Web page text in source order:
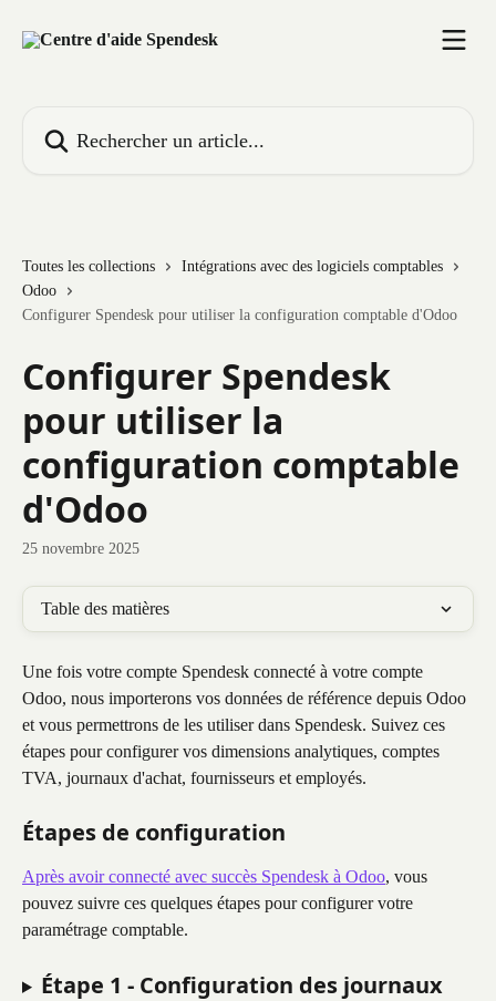
Toutes les collections
Intégrations avec des logiciels comptables
Odoo
Configurer Spendesk pour utiliser la configuration comptable d'Odoo
Configurer Spendesk
pour utiliser la
configuration comptable
d'Odoo
25 novembre 2025
Table des matières
Une fois votre compte Spendesk connecté à votre compte
Odoo, nous importerons vos données de référence depuis Odoo
et vous permettrons de les utiliser dans Spendesk. Suivez ces
étapes pour configurer vos dimensions analytiques, comptes
TVA, journaux d'achat, fournisseurs et employés.
Étapes de configuration
Après avoir connecté avec succès Spendesk à Odoo, vous
pouvez suivre ces quelques étapes pour configurer votre
paramétrage comptable.
Étape 1 - Configuration des journaux